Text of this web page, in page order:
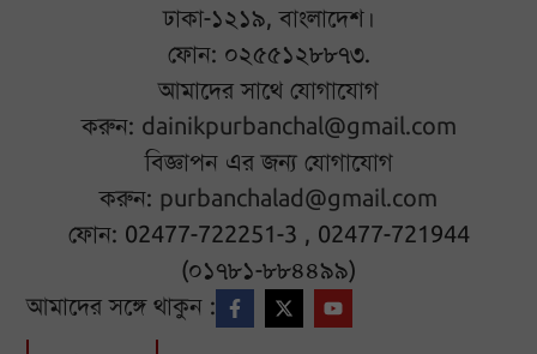
ঢাকা-১২১৯, বাংলাদেশ।
ফোন: ০২৫৫১২৮৮৭৩.
আমাদের সাথে যোগাযোগ
করুন: dainikpurbanchal@gmail.com
বিজ্ঞাপন এর জন্য যোগাযোগ
করুন: purbanchalad@gmail.com
ফোন: 02477-722251-3 , 02477-721944
(০১৭৮১-৮৮৪৪৯৯)
আমাদের সঙ্গে থাকুন :